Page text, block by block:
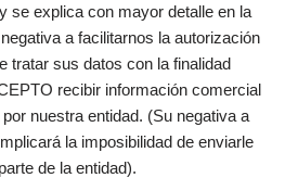
se explica con mayor detalle en la
a facilitarnos la autorización
tratar sus datos con la finalidad
recibir información comercial
nuestra entidad. (Su negativa a
la imposibilidad de enviarle
de la entidad).